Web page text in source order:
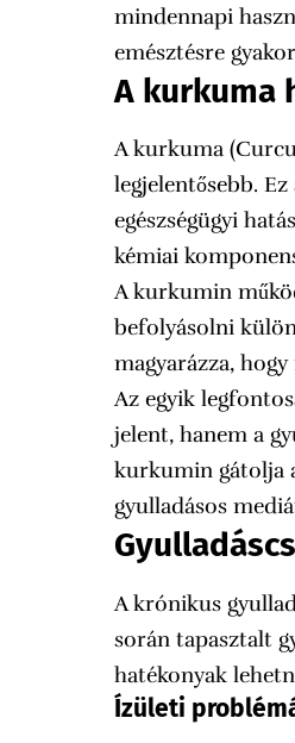
mindennapi
emésztésre
A kurkuma
A kurkuma
legjelentősebb.
egészségügyi
kémiai
A kurkumin
befolyásolni
magyarázza,
Az egyik
jelent, hanem a
kurkumin gátolja
gyulladásos
A krónikus
során tapasztalt
hatékonyak
Ízületi